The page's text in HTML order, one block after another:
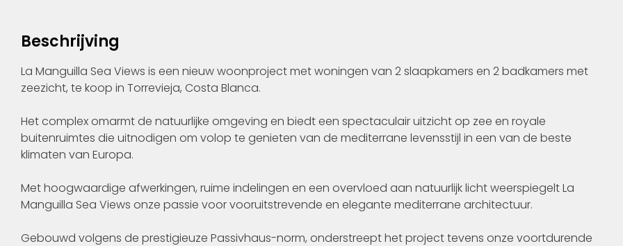
Beschrijving
La Manguilla Sea Views is een nieuw woonproject met woningen van 2 slaapkamers en 2 badkamers met
zeezicht, te koop in Torrevieja, Costa Blanca.
Het complex omarmt de natuurlijke omgeving en biedt een spectaculair uitzicht op zee en royale
buitenruimtes die uitnodigen om volop te genieten van de mediterrane levensstijl in een van de beste
klimaten van Europa.
Met hoogwaardige afwerkingen, ruime indelingen en een overvloed aan natuurlijk licht weerspiegelt La
Manguilla Sea Views onze passie voor vooruitstrevende en elegante mediterrane architectuur.
Gebouwd volgens de prestigieuze Passivhaus-norm, onderstreept het project tevens onze voortdurende